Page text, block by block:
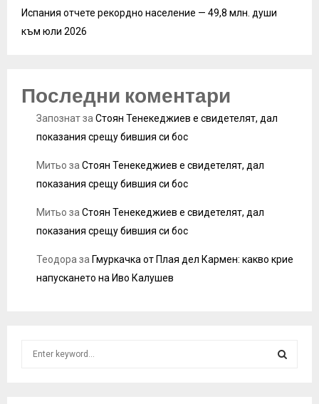
Испания отчете рекордно население — 49,8 млн. души
към юли 2026
Последни коментари
Запознатза Стоян Тенекеджиев е свидетелят, дал
показания срещу бившия си бос
Митьо за Стоян Тенекеджиев е свидетелят, дал
показания срещу бившия си бос
Митьо за Стоян Тенекеджиев е свидетелят, дал
показания срещу бившия си бос
Теодора за Гмуркачка от Плая дел Кармен: какво крие
напускането на Иво Калушев